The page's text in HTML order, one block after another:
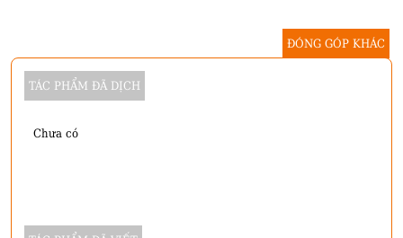
ĐÓNG GÓP KHÁC
TÁC PHẨM ĐÃ DỊCH
Chưa có